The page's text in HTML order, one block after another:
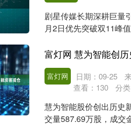
剧星传媒长期深耕巨量
月2日优先突破双11峰
富灯网 慧为智能创
富灯网 日期：09-25
查看： 130 分类
慧为智能股价创出历史
交量587.69万股，成交